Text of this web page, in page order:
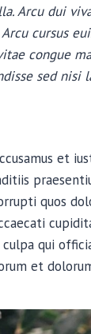
Arcu dui
cursus
congue
sed nisi
et
quos
qui
et